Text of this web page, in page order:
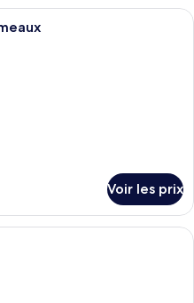
Une chambre d’hôtel avec deux lits,
Voir les prix
Une chambre d’hôtel avec deux lits,